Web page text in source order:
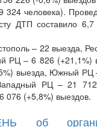
324 человека).
ДТП составило
– 22 выезда,
РЦ – 6 826 (+21,1%)
выезда, Южный РЦ
РЦ – 21
076 (+5,8%) выездов.
об